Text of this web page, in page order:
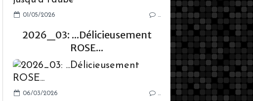
01/05/2026 …
2026_03: ...Délicieusement
ROSE...
06/03/2026 …